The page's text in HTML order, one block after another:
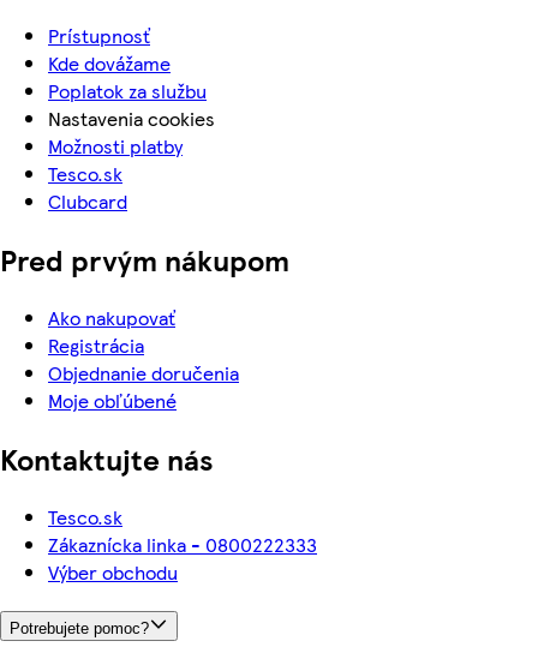
Prístupnosť
Kde dovážame
Poplatok za službu
Nastavenia cookies
Možnosti platby
Tesco.sk
Clubcard
Pred prvým nákupom
Ako nakupovať
Registrácia
Objednanie doručenia
Moje obľúbené
Kontaktujte nás
Tesco.sk
Zákaznícka linka - 0800222333
Výber obchodu
Potrebujete pomoc?